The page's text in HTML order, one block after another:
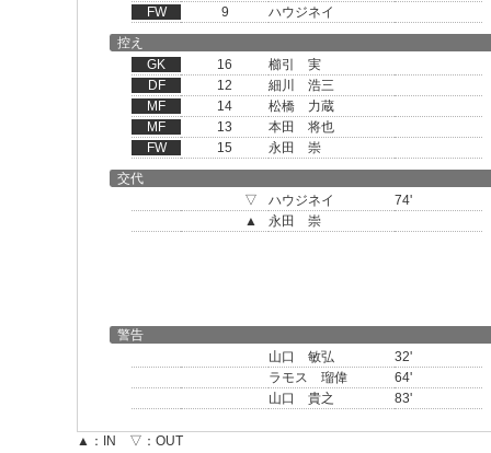
FW
9
ハウジネイ
控え
GK
16
櫛引 実
DF
12
細川 浩三
MF
14
松橋 力蔵
MF
13
本田 将也
FW
15
永田 崇
交代
▽
ハウジネイ
74'
▲
永田 崇
警告
山口 敏弘
32'
ラモス 瑠偉
64'
山口 貴之
83'
▲：IN ▽：OUT